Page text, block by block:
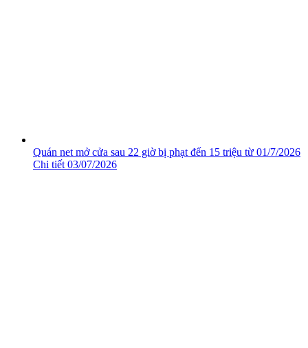
Quán net mở cửa sau 22 giờ bị phạt đến 15 triệu từ 01/7/2026
Chi tiết 03/07/2026